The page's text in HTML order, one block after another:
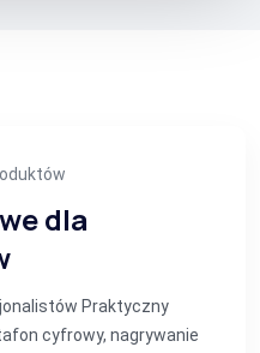
dla
Praktyczny
cyfrowy, nagrywanie